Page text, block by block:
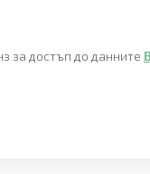
за достъп до данните